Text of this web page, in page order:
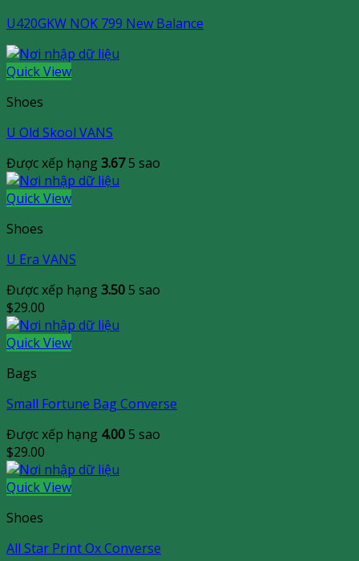
U420GKW NOK 799 New Balance
Quick View
Shoes
U Old Skool VANS
Được xếp hạng 3.675 sao
Quick View
Shoes
U Era VANS
Được xếp hạng 3.505 sao
$29.00
Quick View
Bags
Small Fortune Bag Converse
Được xếp hạng 4.005 sao
$29.00
Quick View
Shoes
All Star Print Ox Converse